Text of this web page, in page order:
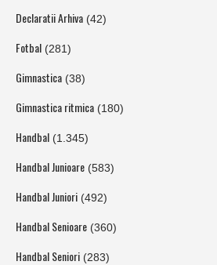
Declaratii Arhiva (42)
Fotbal (281)
Gimnastica (38)
Gimnastica ritmica (180)
Handbal (1.345)
Handbal Junioare (583)
Handbal Juniori (492)
Handbal Senioare (360)
Handbal Seniori (283)